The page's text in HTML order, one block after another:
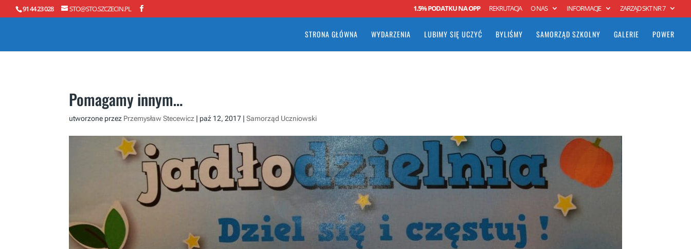
91 44 23 028 STO@STO.SZCZECIN.PL 1.5% PODATKU NA OPP REKRUTACJA O NAS INFORMACJE ZARZĄD SKT NR 7
STRONA GŁÓWNA WYDARZENIA LUBIMY SIĘ UCZYĆ BYLIŚMY SAMORZĄD SZKOLNY GALERIE POWER
Pomagamy innym…
utworzone przez Przemysław Stecewicz | paź 12, 2017 |Samorząd Uczniowski